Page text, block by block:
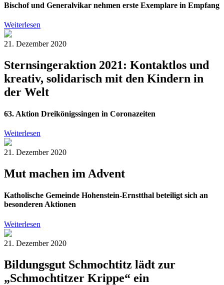
Bischof und Generalvikar nehmen erste Exemplare in Empfang
Weiterlesen
21. Dezember 2020
Sternsingeraktion 2021: Kontaktlos und
kreativ, solidarisch mit den Kindern in
der Welt
63. Aktion Dreikönigssingen in Coronazeiten
Weiterlesen
21. Dezember 2020
Mut machen im Advent
Katholische Gemeinde Hohenstein-Ernstthal beteiligt sich an
besonderen Aktionen
Weiterlesen
21. Dezember 2020
Bildungsgut Schmochtitz lädt zur
„Schmochtitzer Krippe“ ein